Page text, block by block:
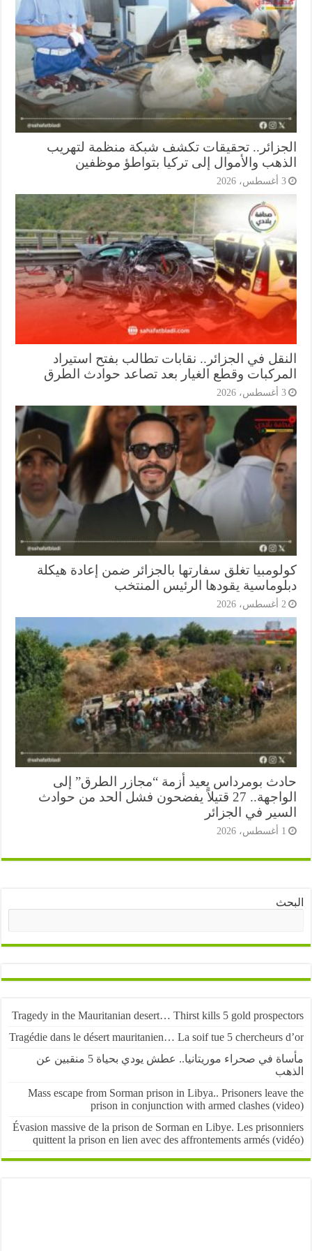
تحقيقات تكشف شبكة منظمة لتهريب
والأموال إلى تركيا بتواطؤ موظفين
في الجزائر.. نقابات تطالب بفتح استيراد
وقطع الغيار بعد تصاعد حوادث الطرق
تغلق سفارتها بالجزائر ضمن إعادة هيكلة
يقودها الرئيس المنتخب
بومرداس يعيد أزمة “مجازر الطرق” إلى
الواجهة.. 27 قتيلاً يفضحون فشل الحد من حوادث
في الجزائر
Tragedy in the Mauritanian desert… Thirst kills 5 gold
Tragédie dans le désert mauritanien… La soif tue 5 chercheurs
مأساة في صحراء موريتانيا.. عطش يودي بحياة 5 منقبين عن
Mass escape from Sorman prison in Libya.. Prisoners
prison in conjunction with armed clashes
Évasion massive de la prison de Sorman en Libye. Les
quittent la prison en lien avec des affrontements armés